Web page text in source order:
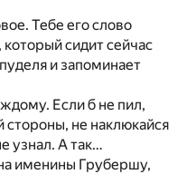
Тебе его слово
сидит сейчас
и запоминает
Если б не пил,
стороны, не наклюкайся
узнал. А так…
именины Грубершу,